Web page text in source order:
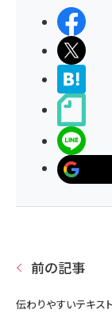
前の記事
伝わりやすいテキス